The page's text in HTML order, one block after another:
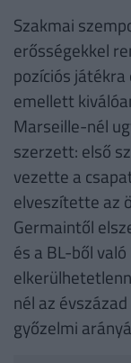
Szakmai
erősségekkel
pozíciós
emellett
Marseille-nél
szerzett: első
vezette a
elveszítette az
Germaintől
és a BL-ből
nél az
győzelmi